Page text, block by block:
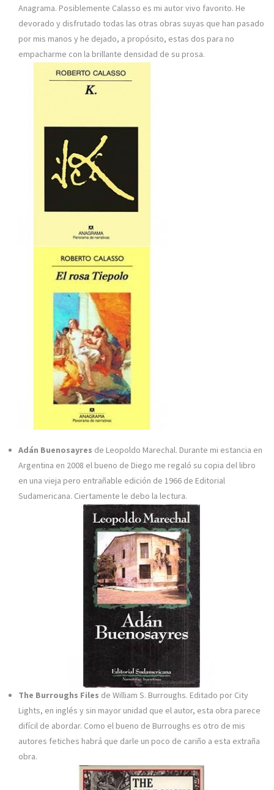
Anagrama. Posiblemente Calasso es mi autor vivo favorito. He
devorado y disfrutado todas las otras obras suyas que han pasado
por mis manos y he dejado, a propósito, estas dos para no
empacharme con la brillante densidad de su prosa.
Adán Buenosayres de Leopoldo Marechal. Durante mi estancia en
Argentina en 2008 el bueno de Diego me regaló su copia del libro
en una vieja pero entrañable edición de 1966 de Editorial
Sudamericana. Ciertamente le debo la lectura.
The Burroughs Files de William S. Burroughs. Editado por City
Lights, en inglés y sin mayor unidad que el autor, esta obra parece
difícil de abordar. Como el bueno de Burroughs es otro de mis
autores fetiches habrá que darle un poco de cariño a esta extraña
obra.